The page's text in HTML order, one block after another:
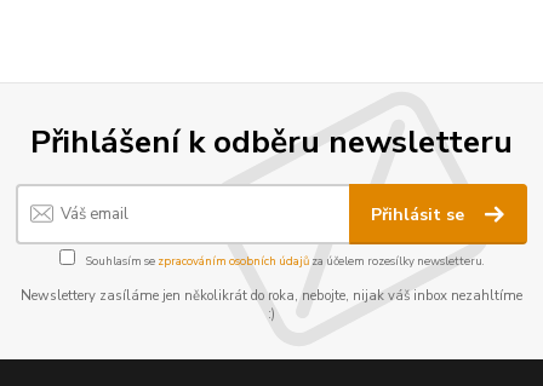
Přihlášení k odběru newsletteru
Přihlásit se
Souhlasím se zpracováním osobních údajůza účelem rozesílky newsletteru.
Newslettery zasíláme jen několikrát do roka, nebojte, nijak váš inbox nezahltíme
:)